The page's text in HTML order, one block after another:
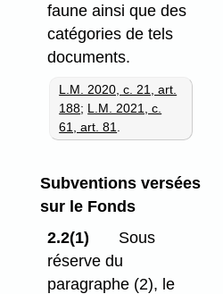
faune ainsi que des
catégories de tels
documents.
L.M. 2020, c. 21, art.
188; L.M. 2021, c.
61, art. 81
Subventions versées
sur le Fonds
2.2(1)
Sous
réserve du
paragraphe (2), le